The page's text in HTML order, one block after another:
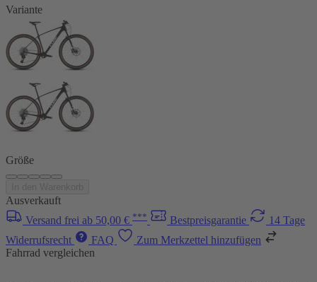
Variante
Größe
Ausverkauft
Versand frei ab 50,00 € *** Bestpreisgarantie
14 Tage
Widerrufsrecht
FAQ
Zum Merkzettel hinzufügen
Fahrrad vergleichen